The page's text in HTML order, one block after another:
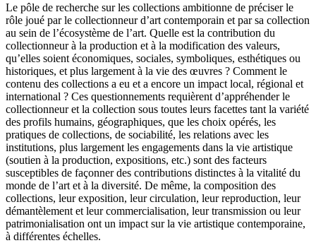
Le pôle de recherche sur les collections ambitionne de préciser le
rôle joué par le collectionneur d’art contemporain et par sa collection
au sein de l’écosystème de l’art. Quelle est la contribution du
collectionneur à la production et à la modification des valeurs,
qu’elles soient économiques, sociales, symboliques, esthétiques ou
historiques, et plus largement à la vie des œuvres ? Comment le
contenu des collections a eu et a encore un impact local, régional et
international ? Ces questionnements requièrent d’appréhender le
collectionneur et la collection sous toutes leurs facettes tant la variété
des profils humains, géographiques, que les choix opérés, les
pratiques de collections, de sociabilité, les relations avec les
institutions, plus largement les engagements dans la vie artistique
(soutien à la production, expositions, etc.) sont des facteurs
susceptibles de façonner des contributions distinctes à la vitalité du
monde de l’art et à la diversité. De même, la composition des
collections, leur exposition, leur circulation, leur reproduction, leur
démantèlement et leur commercialisation, leur transmission ou leur
patrimonialisation ont un impact sur la vie artistique contemporaine,
à différentes échelles.